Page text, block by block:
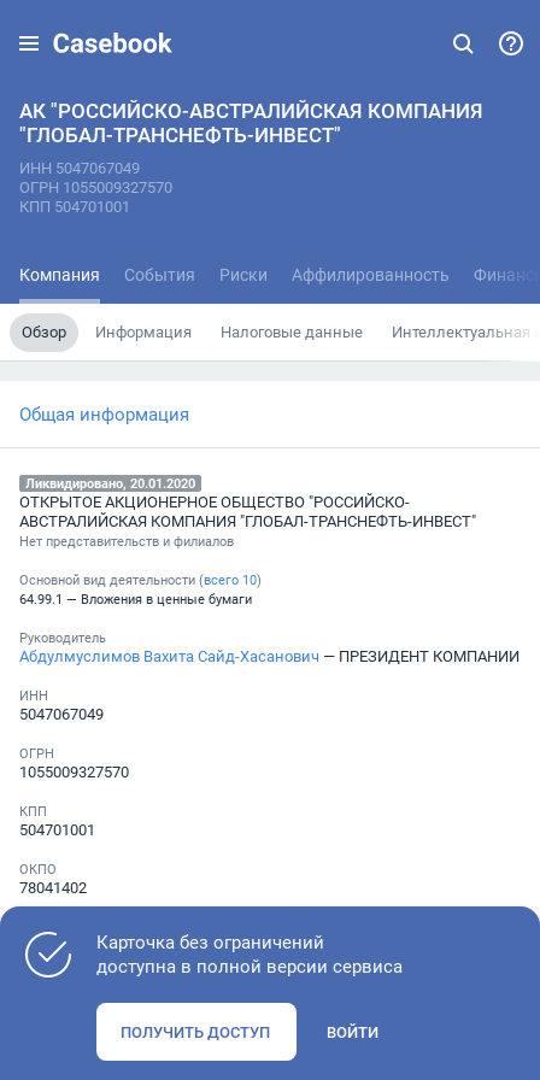
АК "РОССИЙСКО-АВСТРАЛИЙСКАЯ КОМПАНИЯ
"ГЛОБАЛ-ТРАНСНЕФТЬ-ИНВЕСТ"
ИНН 5047067049
ОГРН 1055009327570
КПП 504701001
Компания События Риски Аффилированность
Обзор Информация Налоговые данные Интеллектуальная
Общая информация
Ликвидировано, 20.01.2020
ОТКРЫТОЕ АКЦИОНЕРНОЕ ОБЩЕСТВО "РОССИЙСКО-
АВСТРАЛИЙСКАЯ КОМПАНИЯ "ГЛОБАЛ-ТРАНСНЕФТЬ-ИНВЕСТ"
Нет представительств и филиалов
Основной вид деятельности (всего 10)
64.99.1 — Вложения в ценные бумаги
Руководитель
Абдулмуслимов Вахита Сайд-Хасанович — ПРЕЗИДЕНТ КОМПАНИИ
ИНН
5047067049
ОГРН
1055009327570
КПП
504701001
ОКПО
78041402
Не указан
Как оценить состояние компании
Карточка без ограничений
доступна в полной версии сервиса
ПОЛУЧИТЬ ДОСТУП ВОЙТИ